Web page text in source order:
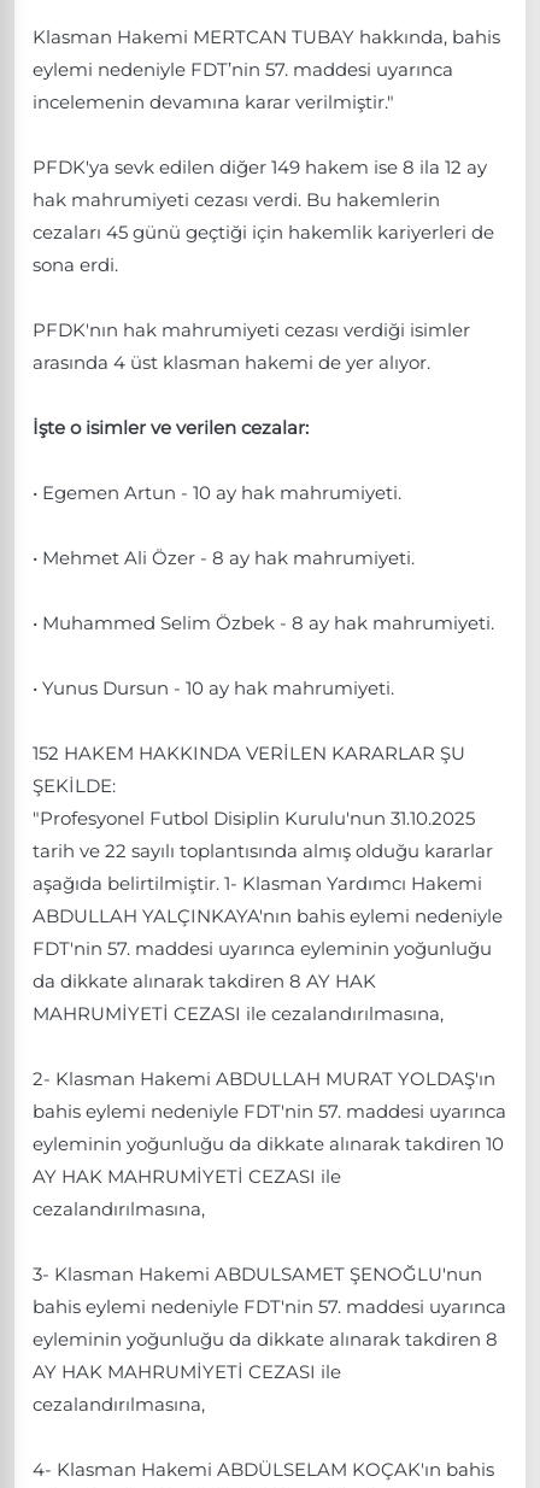
Klasman Hakemi MERTCAN TUBAY hakkında, bahis
eylemi nedeniyle FDT’nin 57. maddesi uyarınca
incelemenin devamına karar verilmiştir."
PFDK'ya sevk edilen diğer 149 hakem ise 8 ila 12 ay
hak mahrumiyeti cezası verdi. Bu hakemlerin
cezaları 45 günü geçtiği için hakemlik kariyerleri de
sona erdi.
PFDK'nın hak mahrumiyeti cezası verdiği isimler
arasında 4 üst klasman hakemi de yer alıyor.
İşte o isimler ve verilen cezalar:
• Egemen Artun - 10 ay hak mahrumiyeti.
• Mehmet Ali Özer - 8 ay hak mahrumiyeti.
• Muhammed Selim Özbek - 8 ay hak mahrumiyeti.
• Yunus Dursun - 10 ay hak mahrumiyeti.
152 HAKEM HAKKINDA VERİLEN KARARLAR ŞU
ŞEKİLDE:
"Profesyonel Futbol Disiplin Kurulu'nun 31.10.2025
tarih ve 22 sayılı toplantısında almış olduğu kararlar
aşağıda belirtilmiştir. 1- Klasman Yardımcı Hakemi
ABDULLAH YALÇINKAYA'nın bahis eylemi nedeniyle
FDT'nin 57. maddesi uyarınca eyleminin yoğunluğu
da dikkate alınarak takdiren 8 AY HAK
MAHRUMİYETİ CEZASI ile cezalandırılmasına,
2- Klasman Hakemi ABDULLAH MURAT YOLDAŞ'ın
bahis eylemi nedeniyle FDT'nin 57. maddesi uyarınca
eyleminin yoğunluğu da dikkate alınarak takdiren 10
AY HAK MAHRUMİYETİ CEZASI ile
cezalandırılmasına,
3- Klasman Hakemi ABDULSAMET ŞENOĞLU'nun
bahis eylemi nedeniyle FDT'nin 57. maddesi uyarınca
eyleminin yoğunluğu da dikkate alınarak takdiren 8
AY HAK MAHRUMİYETİ CEZASI ile
cezalandırılmasına,
4- Klasman Hakemi ABDÜLSELAM KOÇAK'ın bahis